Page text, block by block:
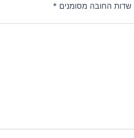
שדות החובה מסומנים *